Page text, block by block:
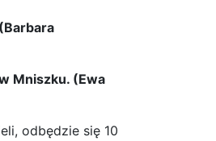
Mniszku. (Ewa
odbędzie się 10